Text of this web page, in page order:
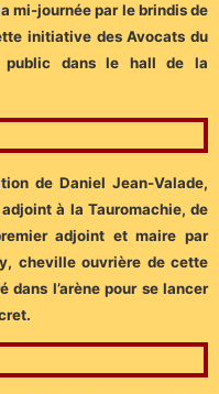
mi-journée par le brindis de
initiative des Avocats du
public dans le hall de la
de Daniel Jean-Valade,
à la Tauromachie, de
adjoint et maire par
cheville ouvrière de cette
dans l’arène pour se lancer